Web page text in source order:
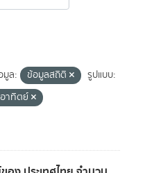
มูล: ข้อมูลสถิติ
รูปแบบ:
าทิตย์